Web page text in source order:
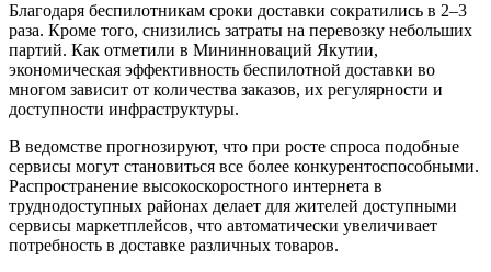
Благодаря беспилотникам сроки доставки сократились в 2–3
раза. Кроме того, снизились затраты на перевозку небольших
партий. Как отметили в Мининноваций Якутии,
экономическая эффективность беспилотной доставки во
многом зависит от количества заказов, их регулярности и
доступности инфраструктуры.
В ведомстве прогнозируют, что при росте спроса подобные
сервисы могут становиться все более конкурентоспособными.
Распространение высокоскоростного интернета в
труднодоступных районах делает для жителей доступными
сервисы маркетплейсов, что автоматически увеличивает
потребность в доставке различных товаров.